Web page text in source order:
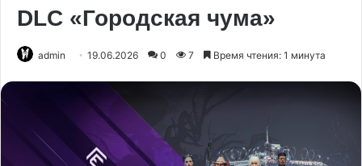
DLC «Городская чума»
admin 19.06.2026 0 7 Время чтения: 1 минута